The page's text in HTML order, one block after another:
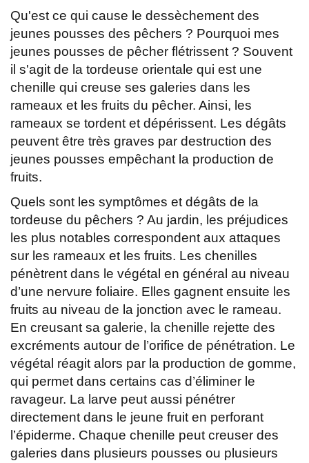
Qu'est ce qui cause le dessèchement des
jeunes pousses des pêchers ? Pourquoi mes
jeunes pousses de pêcher flétrissent ? Souvent
il s'agit de la tordeuse orientale qui est une
chenille qui creuse ses galeries dans les
rameaux et les fruits du pêcher. Ainsi, les
rameaux se tordent et dépérissent. Les dégâts
peuvent être très graves par destruction des
jeunes pousses empêchant la production de
fruits.
Quels sont les symptômes et dégâts de la
tordeuse du pêchers ? Au jardin, les préjudices
les plus notables correspondent aux attaques
sur les rameaux et les fruits. Les chenilles
pénètrent dans le végétal en général au niveau
d’une nervure foliaire. Elles gagnent ensuite les
fruits au niveau de la jonction avec le rameau.
En creusant sa galerie, la chenille rejette des
excréments autour de l’orifice de pénétration. Le
végétal réagit alors par la production de gomme,
qui permet dans certains cas d’éliminer le
ravageur. La larve peut aussi pénétrer
directement dans le jeune fruit en perforant
l’épiderme. Chaque chenille peut creuser des
galeries dans plusieurs pousses ou plusieurs